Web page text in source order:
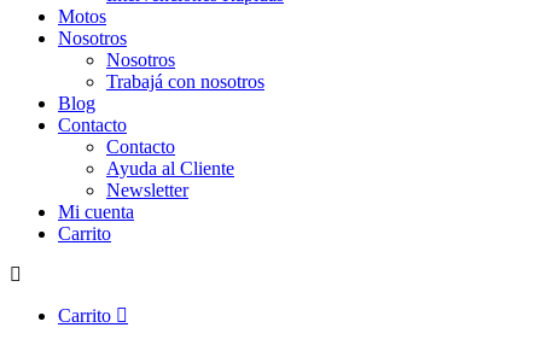
Motos
Nosotros
Nosotros
Trabajá con nosotros
Blog
Contacto
Contacto
Ayuda al Cliente
Newsletter
Mi cuenta
Carrito
Carrito